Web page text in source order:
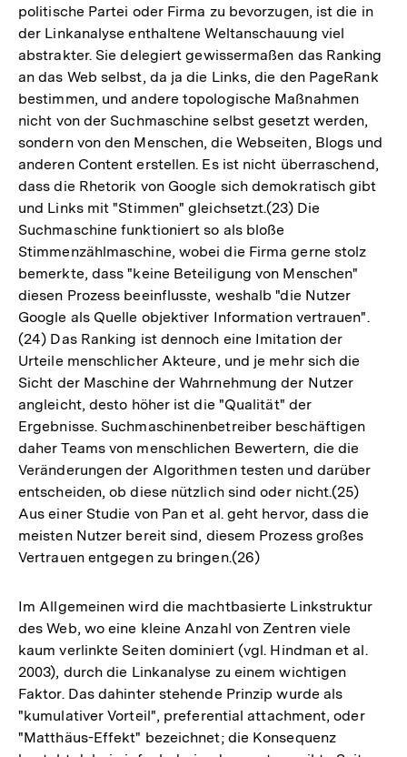
politische Partei oder Firma zu bevorzugen, ist die in
der Linkanalyse enthaltene Weltanschauung viel
abstrakter. Sie delegiert gewissermaßen das Ranking
an das Web selbst, da ja die Links, die den PageRank
bestimmen, und andere topologische Maßnahmen
nicht von der Suchmaschine selbst gesetzt werden,
sondern von den Menschen, die Webseiten, Blogs und
anderen Content erstellen. Es ist nicht überraschend,
dass die Rhetorik von Google sich demokratisch gibt
und Links mit "Stimmen" gleichsetzt.(23) Die
Suchmaschine funktioniert so als bloße
Stimmenzählmaschine, wobei die Firma gerne stolz
bemerkte, dass "keine Beteiligung von Menschen"
diesen Prozess beeinflusste, weshalb "die Nutzer
Google als Quelle objektiver Information vertrauen".
(24) Das Ranking ist dennoch eine Imitation der
Urteile menschlicher Akteure, und je mehr sich die
Sicht der Maschine der Wahrnehmung der Nutzer
angleicht, desto höher ist die "Qualität" der
Ergebnisse. Suchmaschinenbetreiber beschäftigen
daher Teams von menschlichen Bewertern, die die
Veränderungen der Algorithmen testen und darüber
entscheiden, ob diese nützlich sind oder nicht.(25)
Aus einer Studie von Pan et al. geht hervor, dass die
meisten Nutzer bereit sind, diesem Prozess großes
Vertrauen entgegen zu bringen.(26)
Im Allgemeinen wird die machtbasierte Linkstruktur
des Web, wo eine kleine Anzahl von Zentren viele
kaum verlinkte Seiten dominiert (vgl. Hindman et al.
2003), durch die Linkanalyse zu einem wichtigen
Faktor. Das dahinter stehende Prinzip wurde als
"kumulativer Vorteil", preferential attachment, oder
"Matthäus-Effekt" bezeichnet; die Konsequenz